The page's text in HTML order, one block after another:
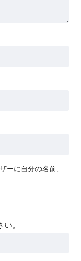
ーに自分の名前、
。